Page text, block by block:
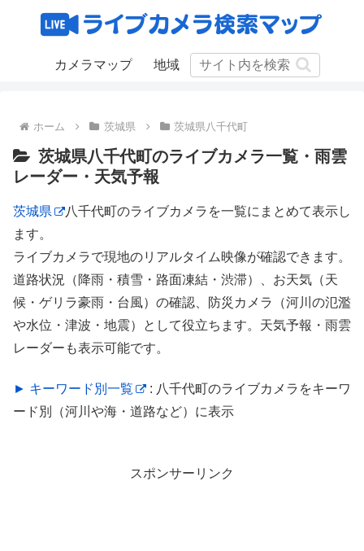
カメラマップ 地域
ホーム 茨城県 茨城県八千代町
茨城県八千代町のライブカメラ一覧・雨雲
レーダー・天気予報
茨城県
八千代町のライブカメラを一覧にまとめて表示し
ます。
ライブカメラで現地のリアルタイム映像が確認できます。
道路状況（降雨・積雪・路面凍結・渋滞）、お天気（天
候・ゲリラ豪雨・台風）の確認、防災カメラ（河川の氾濫
や水位・津波・地震）として役立ちます。天気予報・雨雲
レーダーも表示可能です。
► キーワード別一覧
: 八千代町のライブカメラをキーワ
ード別（河川や海・道路など）に表示
スポンサーリンク